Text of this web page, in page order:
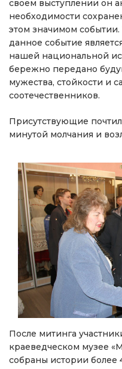
своем выступлении он
необходимости
этом значимом
данное событие
нашей национальной
бережно передано
мужества, стойкости и
соотечественников.
Присутствующие
минутой молчания и
После митинга
краеведческом музее
собраны истории более